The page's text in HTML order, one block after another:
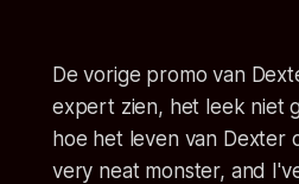
De vorige promo van
expert zien, het leek niet
hoe het leven van Dexter
very neat monster, and